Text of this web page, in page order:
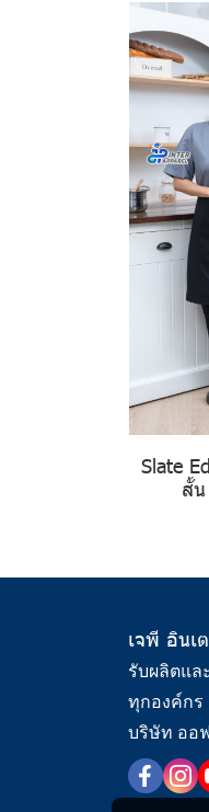
Slate
สั้
เจพี อินเ
รับผลิตแล
ทุกองค์กร
บริษัท ออ